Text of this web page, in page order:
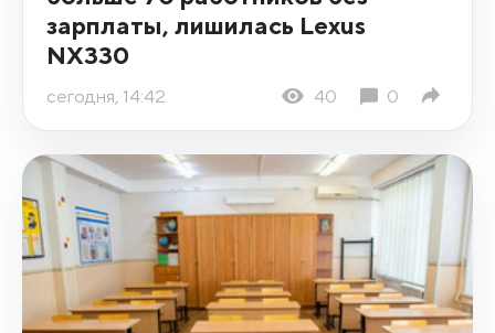
зарплаты, лишилась Lexus
NX330
сегодня, 14:42 40 0